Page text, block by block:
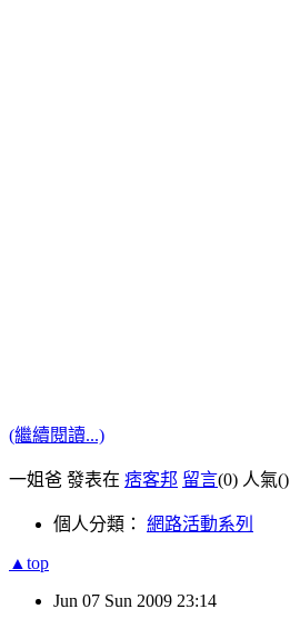
(繼續閱讀...)
一姐爸 發表在 痞客邦 留言(0) 人氣()
個人分類： 網路活動系列
▲top
Jun 07 Sun 2009 23:14